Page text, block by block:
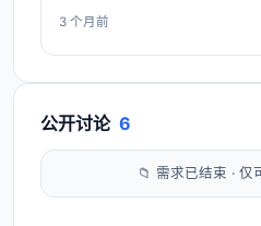
3 个月前
公开讨论 6
📁 需求已结束 · 仅